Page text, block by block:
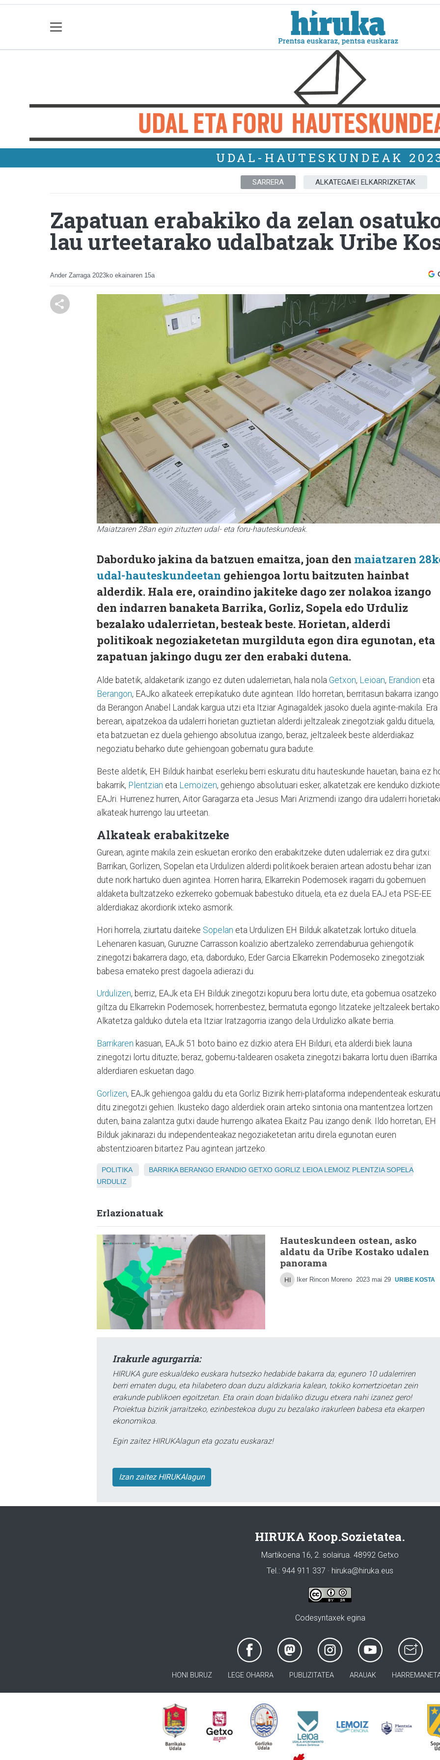
UDAL-HAUTESKUNDEAK
SARRERA ALKATEGAIEI ELKARRIZKETAK
Zapatuan erabakiko da zelan
lau urteetarako udalbatzak Uribe
Ander Zarraga 2023ko ekainaren 15a
Maiatzaren 28an egin zituzten udal- eta foru-hauteskundeak.
Daborduko jakina da batzuen emaitza, joan den maiatzaren
udal-hauteskundeetan gehiengoa lortu baitzuten hainbat
alderdik. Hala ere, oraindino jakiteke dago zer nolakoa izango
den indarren banaketa Barrika, Gorliz, Sopela edo Urduliz
bezalako udalerrietan, besteak beste. Horietan, alderdi
politikoak negoziaketetan murgilduta egon dira egunotan, eta
zapatuan jakingo dugu zer den erabaki dutena.
Alde batetik, aldaketarik izango ez duten udalerrietan, hala nola Getxon, Leioan, Erandion eta
Berangon, EAJko alkateek errepikatuko dute agintean. Ildo horretan, berritasun bakarra izango
da Berangon Anabel Landak kargua utzi eta Itziar Aginagaldek jasoko duela aginte-makila. Era
berean, aipatzekoa da udalerri horietan guztietan alderdi jeltzaleak zinegotziak galdu dituela,
eta batzuetan ez duela gehiengo absolutua izango, beraz, jeltzaleek beste alderdiakaz
negoziatu beharko dute gehiengoan gobernatu gura badute.
Beste aldetik, EH Bilduk hainbat eserleku berri eskuratu ditu hauteskunde hauetan, baina ez
bakarrik, Plentzian eta Lemoizen, gehiengo absolutuari esker, alkatetzak ere kenduko dizkiote
EAJri. Hurrenez hurren, Aitor Garagarza eta Jesus Mari Arizmendi izango dira udalerri
alkateak hurrengo lau urteetan.
Alkateak erabakitzeke
Gurean, aginte makila zein eskuetan eroriko den erabakitzeke duten udalerriak ez dira gutxi:
Barrikan, Gorlizen, Sopelan eta Urdulizen alderdi politikoek beraien artean adostu behar izan
dute nork hartuko duen agintea. Horren harira, Elkarrekin Podemosek iragarri du gobernuen
aldaketa bultzatzeko ezkerreko gobernuak babestuko dituela, eta ez duela EAJ eta PSE-EE
alderdiakaz akordiorik ixteko asmorik.
Hori horrela, ziurtatu daiteke Sopelan eta Urdulizen EH Bilduk alkatetzak lortuko dituela.
Lehenaren kasuan, Guruzne Carrasson koalizio abertzaleko zerrendaburua gehiengotik
zinegotzi bakarrera dago, eta, daborduko, Eder Garcia Elkarrekin Podemoseko zinegotziak
babesa emateko prest dagoela adierazi du.
Urdulizen, berriz, EAJk eta EH Bilduk zinegotzi kopuru bera lortu dute, eta gobernua osatzeko
giltza du Elkarrekin Podemosek; horrenbestez, bermatuta egongo litzateke jeltzaleek bertako
Alkatetza galduko dutela eta Itziar Iratzagorria izango dela Urdulizko alkate berria.
Barrikaren kasuan, EAJk 51 boto baino ez dizkio atera EH Bilduri, eta alderdi biek launa
zinegotzi lortu dituzte; beraz, gobernu-taldearen osaketa zinegotzi bakarra lortu duen iBarrika
alderdiaren eskuetan dago.
Gorlizen, EAJk gehiengoa galdu du eta Gorliz Bizirik herri-plataforma independenteak eskuratu
ditu zinegotzi gehien. Ikusteko dago alderdiek orain arteko sintonia ona mantentzea lortzen
duten, baina zalantza gutxi daude hurrengo alkatea Ekaitz Pau izango denik. Ildo horretan, EH
Bilduk jakinarazi du independenteakaz negoziaketetan aritu direla egunotan euren
abstentzioaren bitartez Pau agintean jartzeko.
POLITIKA BARRIKA BERANGO ERANDIO GETXO GORLIZ LEIOA LEMOIZ PLENTZIA SOPELA
URDULIZ
Erlazionatuak
Hauteskundeen ostean, asko
aldatu da Uribe Kostako udalen
panorama
Iker Rincon Moreno 2023 mai 29 URIBE KOSTA
Irakurle agurgarria:
HIRUKA gure eskualdeko euskara hutsezko hedabide bakarra da; egunero 10 udalerriren
berri ematen dugu, eta hilabetero doan duzu aldizkaria kalean, tokiko komertzioetan zein
erakunde publikoen egoitzetan. Eta orain doan bidaliko dizugu etxera nahi izanez gero!
Proiektua bizirik jarraitzeko, ezinbestekoa dugu zu bezalako irakurleen babesa eta ekarpen
ekonomikoa.
Egin zaitez HIRUKAlagun eta gozatu euskaraz!
Izan zaitez HIRUKAlagun
HIRUKA Koop.Sozietatea.
Martikoena 16, 2. solairua. 48992 Getxo
Tel.: 944 911 337 · hiruka@hiruka.eus
Codesyntaxek egina
HONI BURUZ LEGE OHARRA PUBLIZITATEA ARAUAK